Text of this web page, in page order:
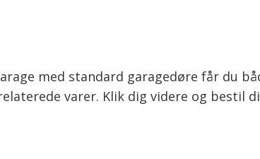
med standard garagedøre får du
varer. Klik dig videre og bestil